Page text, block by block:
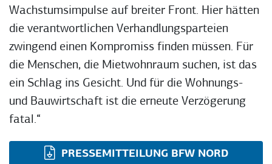
Wachstumsimpulse auf breiter Front. Hier hätten
die verantwortlichen Verhandlungsparteien
zwingend einen Kompromiss finden müssen. Für
die Menschen, die Mietwohnraum suchen, ist das
ein Schlag ins Gesicht. Und für die Wohnungs-
und Bauwirtschaft ist die erneute Verzögerung
fatal.“
PRESSEMITTEILUNG BFW NORD